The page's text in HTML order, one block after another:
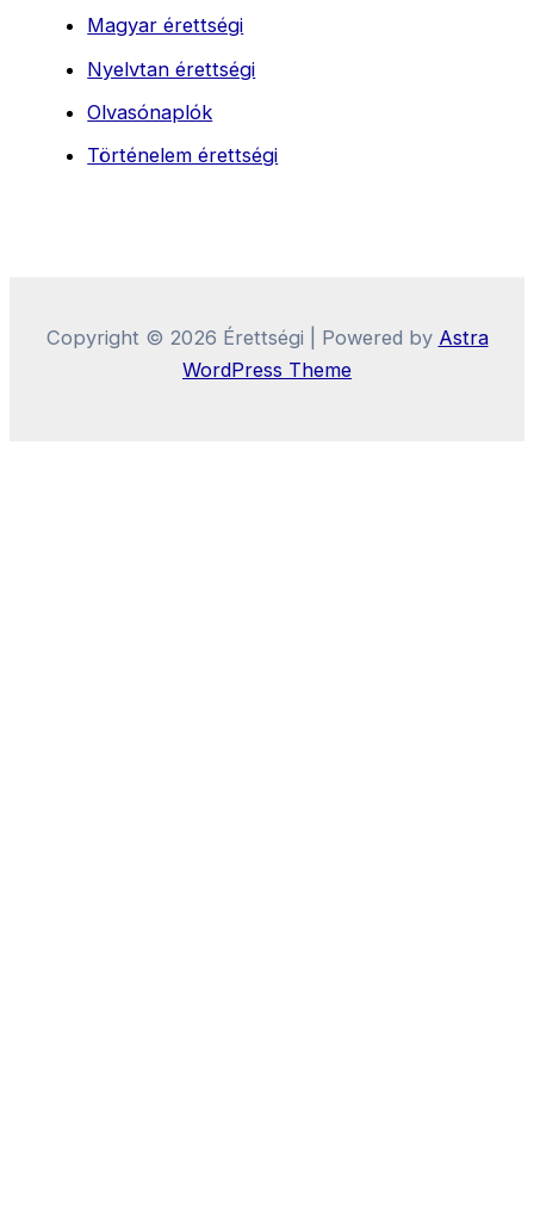
Magyar érettségi
Nyelvtan érettségi
Olvasónaplók
Történelem érettségi
Copyright © 2026 Érettségi | Powered by Astra
WordPress Theme